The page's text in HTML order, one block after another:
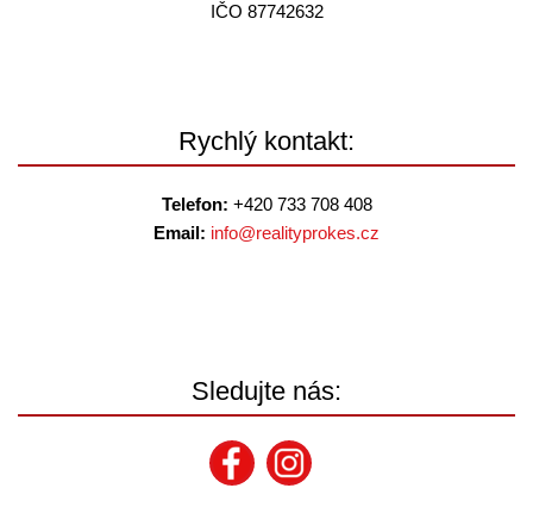
IČO 87742632
Rychlý kontakt:
Telefon: +420 733 708 408
Email: info@realityprokes.cz
Sledujte nás: